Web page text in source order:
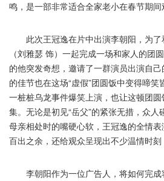
鸣，是一部非常适合全家老小在春节期间
此次王冠逸在片中出演李朝阳，为了
（刘雅瑟 饰）一起完成一场和家人的团
的他突发奇想，邀请了一群演员出演自
的佳节也在这场“虚假”团圆饭中变得啼
一桩桩乌龙事件爆笑上演，也让这顿团
集。无论是初见“岳父”的紧张无措，众
母亲相处时的嘴硬心软，王冠逸的全情
百出之余，还给观众呈现出不少温情时刻
李朝阳作为一位广告人，将如何完成